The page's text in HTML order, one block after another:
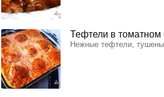
Тефтели в томатном
Нежные тефтели,